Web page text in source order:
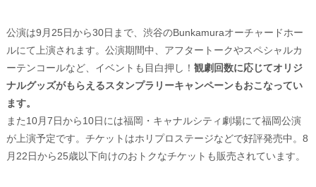
公演は9月25日から30日まで、渋谷のBunkamuraオーチャードホー
ルにて上演されます。公演期間中、アフタートークやスペシャルカ
ーテンコールなど、イベントも目白押し！ 観劇回数に応じてオリジ
ナルグッズがもらえるスタンプラリーキャンペーンもおこなってい
ます。
また10月7日から10日には福岡・キャナルシティ劇場にて福岡公演
が上演予定です。チケットはホリプロステージなどで好評発売中。8
月22日から25歳以下向けのおトクなチケットも販売されています。